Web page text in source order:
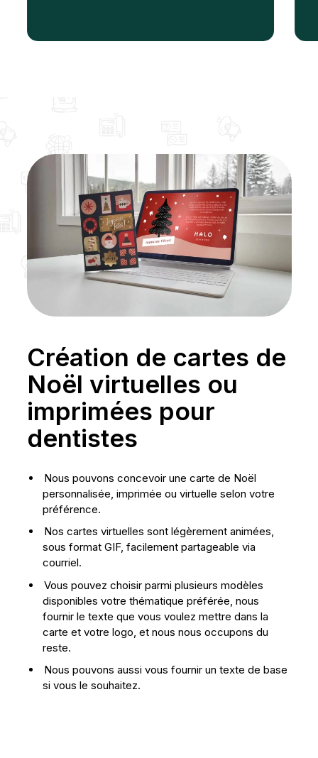
Création de cartes de
Noël virtuelles ou
imprimées pour
dentistes
Nous pouvons concevoir une carte de Noël
personnalisée, imprimée ou virtuelle selon votre
préférence.
Nos cartes virtuelles sont légèrement animées,
sous format GIF, facilement partageable via
courriel.
Vous pouvez choisir parmi plusieurs modèles
disponibles votre thématique préférée, nous
fournir le texte que vous voulez mettre dans la
carte et votre logo, et nous nous occupons du
reste.
Nous pouvons aussi vous fournir un texte de base
si vous le souhaitez.